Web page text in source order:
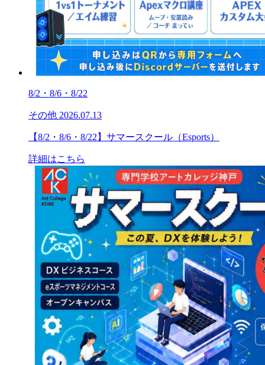
8/2・8/6・8/22
その他 2026.07.13
【8/2・8/6・8/22】サマースクール（Esports）
詳細はこちら